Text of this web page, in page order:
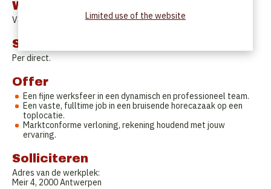
Work Schedule
Variabel.
Start date
Per direct.
Offer
Een fijne werksfeer in een dynamisch en professioneel team.
Een vaste, fulltime job in een bruisende horecazaak op een
toplocatie.
Marktconforme verloning, rekening houdend met jouw
ervaring.
Solliciteren
Adres van de werkplek:
Meir 4, 2000 Antwerpen
Limited use of the website